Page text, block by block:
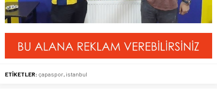
ETİKETLER: çapaspor, istanbul